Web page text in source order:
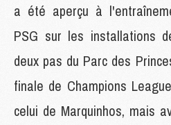
a été aperçu à
PSG sur les installations
deux pas du Parc des
finale de Champions
celui de Marquinhos, mais